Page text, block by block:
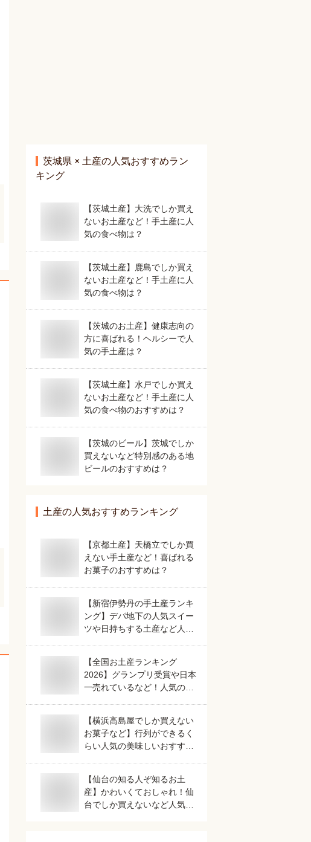
茨城県 × 土産の人気おすすめラン
キング
【茨城土産】大洗でしか買え
ないお土産など！手土産に人
気の食べ物は？
【茨城土産】鹿島でしか買え
ないお土産など！手土産に人
気の食べ物は？
【茨城のお土産】健康志向の
方に喜ばれる！ヘルシーで人
気の手土産は？
【茨城土産】水戸でしか買え
ないお土産など！手土産に人
気の食べ物のおすすめは？
【茨城のビール】茨城でしか
買えないなど特別感のある地
ビールのおすすめは？
土産の人気おすすめランキング
【京都土産】天橋立でしか買
えない手土産など！喜ばれる
お菓子のおすすめは？
【新宿伊勢丹の手土産ランキ
ング】デパ地下の人気スイー
ツや日持ちする土産など人気
【全国お土産ランキング
2026】グランプリ受賞や日本
一売れているなど！人気のご
【横浜高島屋でしか買えない
お菓子など】行列ができるく
らい人気の美味しいおすすめ
【仙台の知る人ぞ知るお土
産】かわいくておしゃれ！仙
台でしか買えないなど人気の